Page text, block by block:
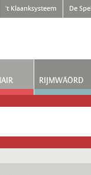
't Klaanksysteem De
RIJMWÄÖRD